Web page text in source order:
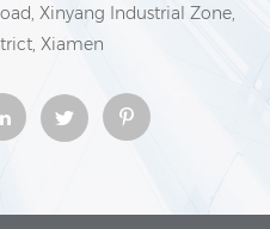
Xinyang Industrial Zone,
Xiamen